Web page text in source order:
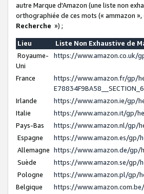
autre Marque d'Amazon (une liste non
orthographiée de ces mots (« ammazon
Recherche ») ;
Lieu
Liste Non Exhaustive de
Royaume-
Uni
https://www.amazon.co.uk/
France
https://www.amazon.fr/gp/
Irlande
https://www.amazon.ie/gp/
Italie
https://www.amazon.it/gp/
Pays-Bas
https://www.amazon.nl/gp/
Espagne
https://www.amazon.es/gp/
Allemagne https://www.amazon.de/gp/
Suède
https://www.amazon.se/gp/
Pologne
https://www.amazon.pl/gp/
Belgique
https://